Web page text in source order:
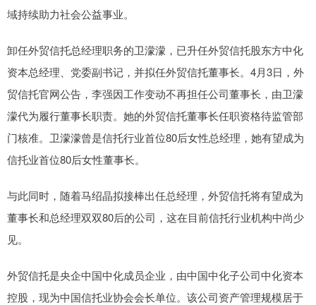
域持续助力社会公益事业。
卸任外贸信托总经理职务的卫濛濛，已升任外贸信托股东方中化
资本总经理、党委副书记，并拟任外贸信托董事长。4月3日，外
贸信托官网公告，李强因工作变动不再担任公司董事长，由卫濛
濛代为履行董事长职责。她的外贸信托董事长任职资格待监管部
门核准。卫濛濛曾是信托行业首位80后女性总经理，她有望成为
信托业首位80后女性董事长。
与此同时，随着马绍晶拟接棒出任总经理，外贸信托将有望成为
董事长和总经理双双80后的公司，这在目前信托行业机构中尚少
见。
外贸信托是央企中国中化成员企业，由中国中化子公司中化资本
控股，现为中国信托业协会会长单位。该公司资产管理规模居于